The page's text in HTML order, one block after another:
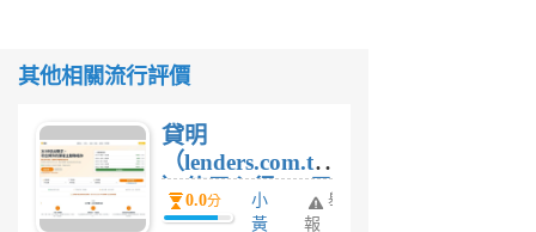
其他相關流行評價
貸明
（lenders.com.tw
）使用心得 — 民
間貸款比較平台
0.0分
小
黃
舉
報